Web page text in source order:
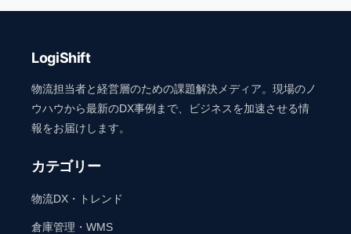
LogiShift
物流担当者と経営層のための課題解決メディア。現場のノ
ウハウから最新のDX事例まで、ビジネスを加速させる情
報をお届けします。
カテゴリー
物流DX・トレンド
倉庫管理・WMS